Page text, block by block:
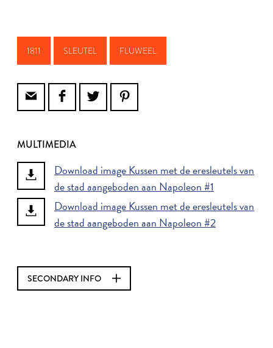
1811 SLEUTEL FLUWEEL
MULTIMEDIA
Download image Kussen met de eresleutels van
de stad aangeboden aan Napoleon #1
Download image Kussen met de eresleutels van
de stad aangeboden aan Napoleon #2
SECONDARY INFO